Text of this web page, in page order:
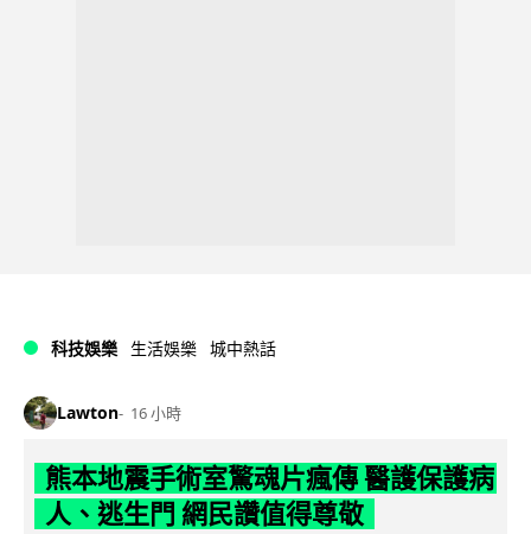
科技娛樂 生活娛樂 城中熱話
Lawton 16 小時
熊本地震手術室驚魂片瘋傳 醫護保護病
人、逃生門 網民讚值得尊敬